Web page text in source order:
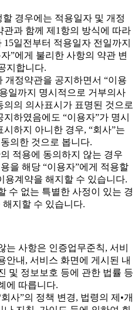
경우에는 적용일자 및 개정
과 함께 제1항의 방식에 따라
일전부터 적용일자 전일까지
”에게 불리한 사항의 약관 변
지합니다.
정약관을 공지하면서 “이용
일까지 명시적으로 거부의사
의의 의사표시가 표명된 것으로
하였음에도 “이용자”가 명시
하지 아니한 경우, “회사”는
의한 것으로 봅니다.
적용에 동의하지 않는 경우
을 해당 “이용자”에게 적용할
용계약을 해지할 수 있습니다.
수 없는 특별한 사정이 있는 경
해지할 수 있습니다.
사항은 인증업무준칙, 서비
안내, 서비스 화면에 게시된 내
및 정보보호 등에 관한 법률 등
에 따릅니다.
사”의 정책 변경, 법령의 제•개